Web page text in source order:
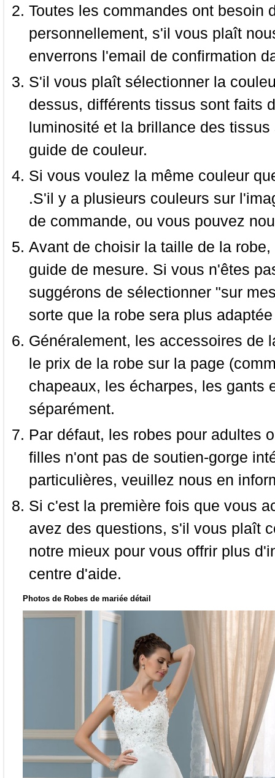
Toutes les commandes ont besoin
personnellement, s'il vous plaît
enverrons l'email de confirmation
S'il vous plaît sélectionner la
dessus, différents tissus sont faits
luminosité et la brillance des
guide de couleur.
Si vous voulez la même couleur
.S'il y a plusieurs couleurs sur
de commande, ou vous pouvez
Avant de choisir la taille de la
guide de mesure. Si vous n'êtes
suggérons de sélectionner "sur
sorte que la robe sera plus
Généralement, les accessoires de
le prix de la robe sur la page
chapeaux, les écharpes, les gants
séparément.
Par défaut, les robes pour adultes
filles n'ont pas de soutien-gorge
particulières, veuillez nous en
Si c'est la première fois que vous
avez des questions, s'il vous plaît
notre mieux pour vous offrir plus
centre d'aide.
Photos de Robes de mariée détail